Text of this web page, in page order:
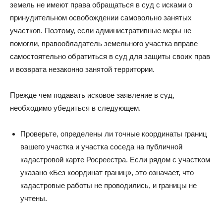
земель не имеют права обращаться в суд с исками о
принудительном освобождении самовольно занятых
участков. Поэтому, если административные меры не
помогли, правообладатель земельного участка вправе
самостоятельно обратиться в суд для защиты своих прав
и возврата незаконно занятой территории.
Прежде чем подавать исковое заявление в суд,
необходимо убедиться в следующем.
Проверьте, определены ли точные координаты границ
вашего участка и участка соседа на публичной
кадастровой карте Росреестра. Если рядом с участком
указано «Без координат границ», это означает, что
кадастровые работы не проводились, и границы не
учтены.